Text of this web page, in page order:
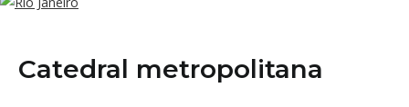
Catedral metropolitana